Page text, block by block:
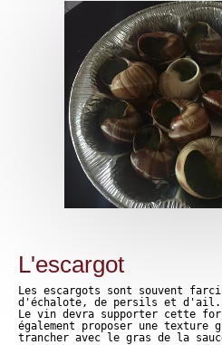
L'escargot
Les escargots sont souvent
d'échalote, de persils et d'ail.
Le vin devra supporter cette
également proposer une texture
trancher avec le gras de la